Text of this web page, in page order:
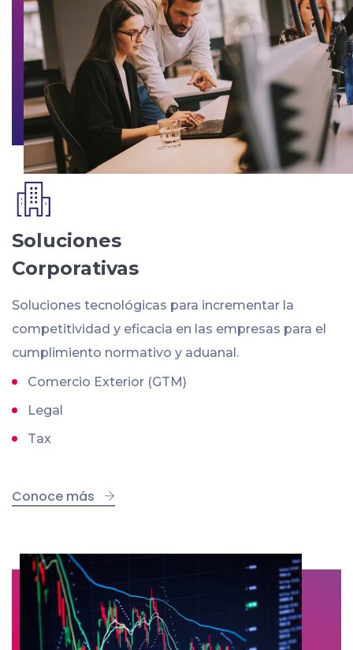
Soluciones
Corporativas
Soluciones tecnológicas para incrementar la
competitividad y eficacia en las empresas para el
cumplimiento normativo y aduanal.
Comercio Exterior (GTM)
Legal
Tax
Conoce más